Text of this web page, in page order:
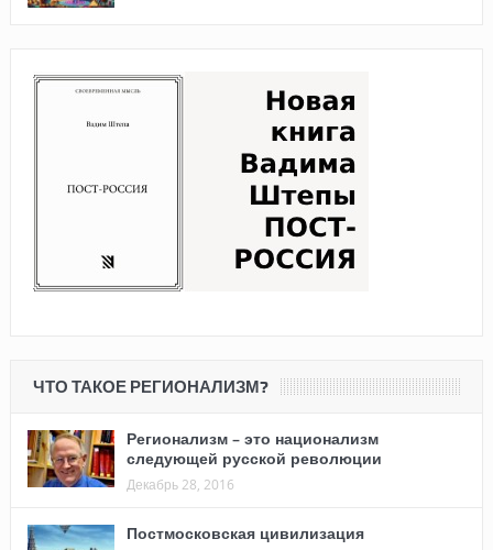
ЧТО ТАКОЕ РЕГИОНАЛИЗМ?
Регионализм – это национализм
следующей русской революции
Декабрь 28, 2016
Постмосковская цивилизация